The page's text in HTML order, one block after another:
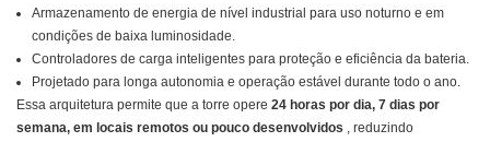
Armazenamento de energia de nível industrial para uso noturno e em
condições de baixa luminosidade.
Controladores de carga inteligentes para proteção e eficiência da bateria.
Projetado para longa autonomia e operação estável durante todo o ano.
Essa arquitetura permite que a torre opere 24 horas por dia, 7 dias por
semana, em locais remotos ou pouco desenvolvidos , reduzindo